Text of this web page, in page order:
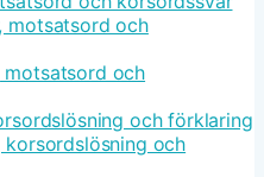
motsatsord och
motsatsord och
och förklaring
korsordslösning och